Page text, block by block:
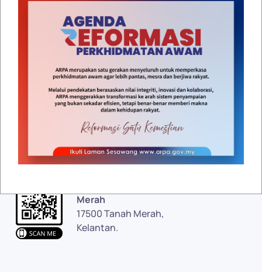
Dasar Keselamatan|Dasar Privasi
Notis Hakcipta
Google plus
Merah
17500 Tanah Merah,
Kelantan.